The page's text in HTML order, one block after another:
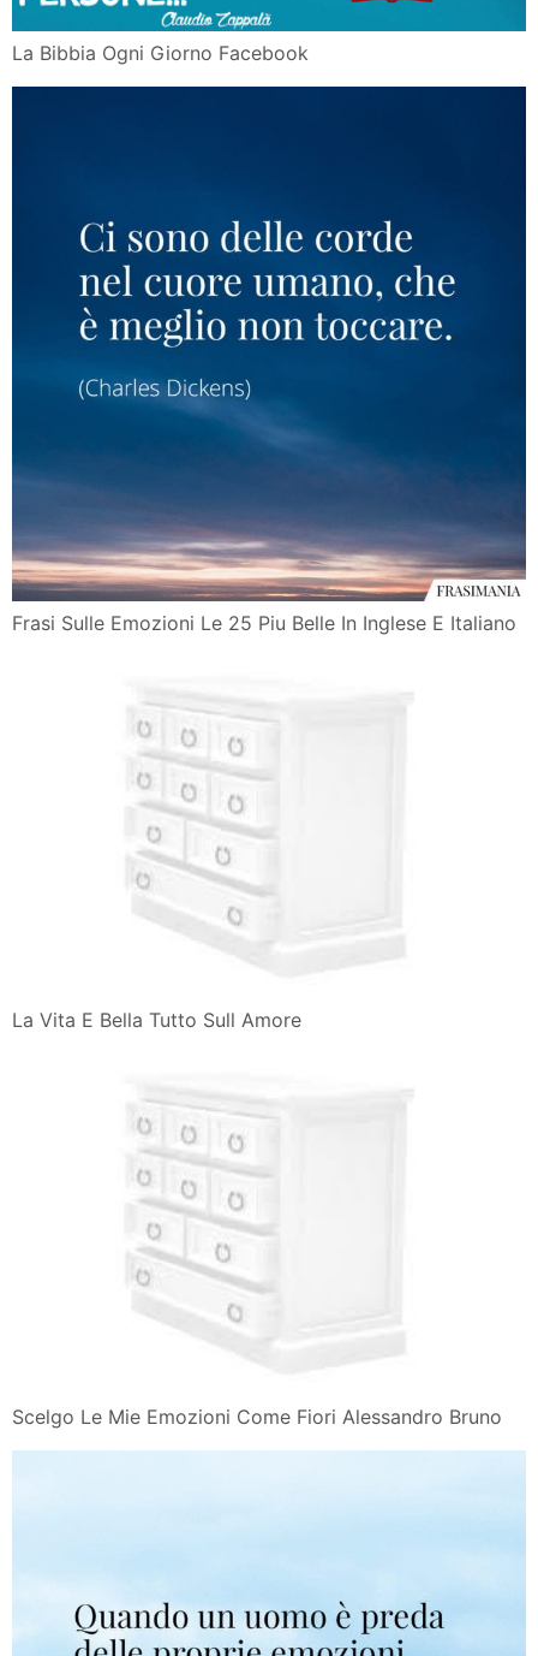
La Bibbia Ogni Giorno Facebook
Frasi Sulle Emozioni Le 25 Piu Belle In Inglese E Italiano
La Vita E Bella Tutto Sull Amore
Scelgo Le Mie Emozioni Come Fiori Alessandro Bruno